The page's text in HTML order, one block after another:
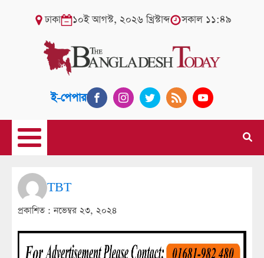
ঢাকা ১০ই আগস্ট, ২০২৬ খ্রিস্টাব্দ সকাল ১১:৪৯
ই-পেপার
TBT
প্রকাশিত :নভেম্বর ২৩, ২০২৪